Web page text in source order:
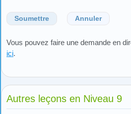
Soumettre Annuler
Vous pouvez faire une demande en
ici.
Autres leçons en Niveau 9